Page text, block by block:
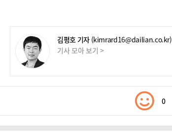
김평호 기자 (kimrard16@dailian.co.kr)
기사 모아 보기 >
0